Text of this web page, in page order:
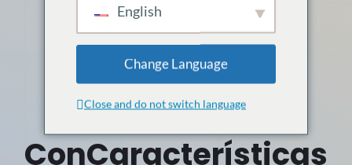
centrado en el
vendedor como
ConCaracterísticas
English
Change Language
Close and do not switch language